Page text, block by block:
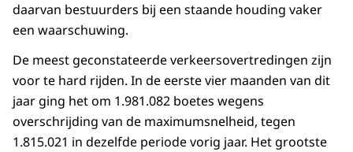
daarvan bestuurders bij een staande houding vaker
een waarschuwing.
De meest geconstateerde verkeersovertredingen zijn
voor te hard rijden. In de eerste vier maanden van dit
jaar ging het om 1.981.082 boetes wegens
overschrijding van de maximumsnelheid, tegen
1.815.021 in dezelfde periode vorig jaar. Het grootste